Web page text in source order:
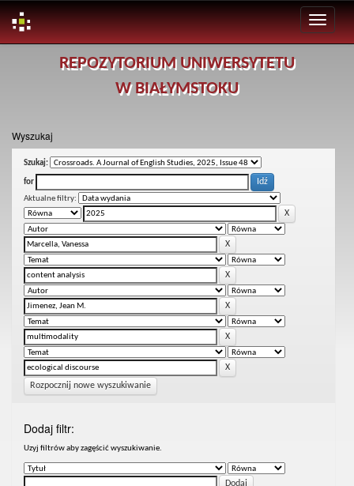
REPOZYTORIUM UNIWERSYTETU
W BIAŁYMSTOKU
Wyszukaj
Szukaj:
for
Aktualne filtry:
Rozpocznij nowe wyszukiwanie
Dodaj filtr:
Uzyj filtrów aby zagęścić wyszukiwanie.